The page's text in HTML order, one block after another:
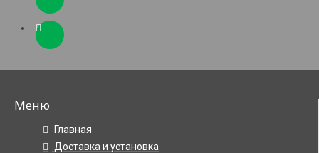
Меню
Главная
Доставка и установка